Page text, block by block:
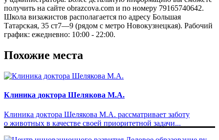
получить на сайте obrazcova.com и по номеру 79165740642.
Школа визажистов располагается по адресу Большая
Татарская, 35 ст7—9 (рядом с метро Новокузнецкая). Рабочий
график: ежедневно: 10:00 - 22:00.
Похожие места
Клиника доктора Шелякова М.А.
Клиника доктора Шелякова М.А. рассматривает заботу
о животных в качестве своей приоритетной задачи...